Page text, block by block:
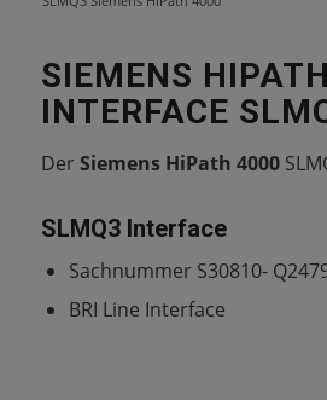
SIEMENS HIPATH
INTERFACE
Der Siemens HiPath 4000
SLMQ3 Interface
Sachnummer S30810-
BRI Line Interface